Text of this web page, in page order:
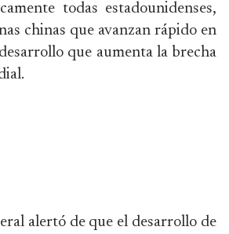
todas estadounidenses,
chinas que avanzan rápido en
que aumenta la brecha
alertó de que el desarrollo de